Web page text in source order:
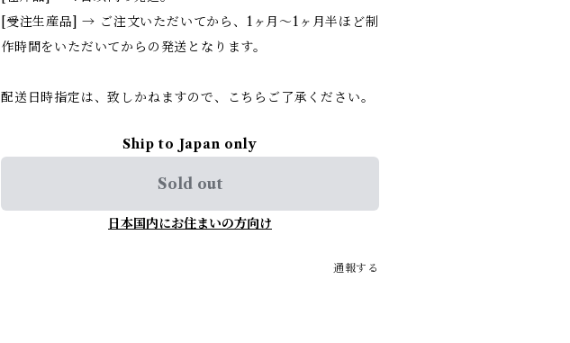
[受注生産品] → ご注文いただいてから、1ヶ月〜1ヶ月半ほど制
作時間をいただいてからの発送となります。
配送日時指定は、致しかねますので、こちらご了承ください。
Ship to Japan only
Sold out
日本国内にお住まいの方向け
通報する